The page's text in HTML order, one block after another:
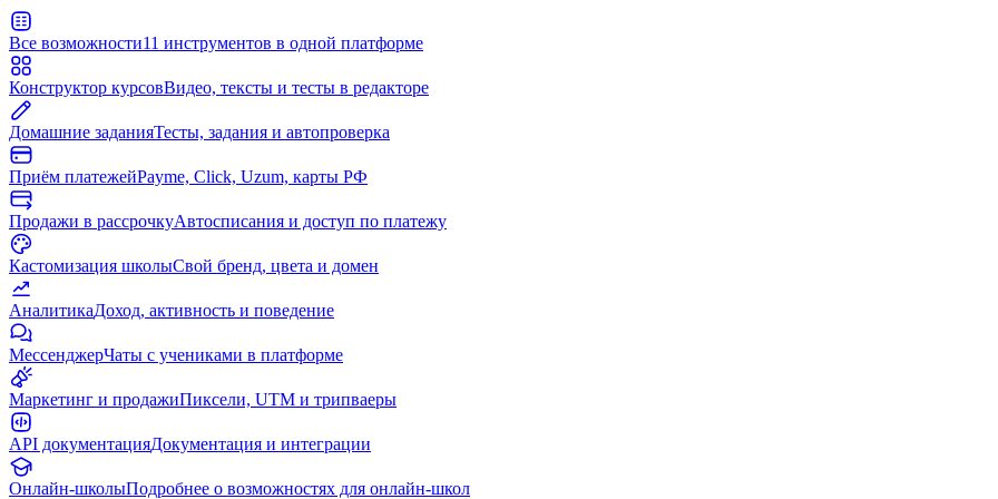
Все возможности11 инструментов в одной платформе
Конструктор курсовВидео, тексты и тесты в редакторе
Домашние заданияТесты, задания и автопроверка
Приём платежейPayme, Click, Uzum, карты РФ
Продажи в рассрочкуАвтосписания и доступ по платежу
Кастомизация школыСвой бренд, цвета и домен
АналитикаДоход, активность и поведение
МессенджерЧаты с учениками в платформе
Маркетинг и продажиПиксели, UTM и трипваеры
API документацияДокументация и интеграции
Онлайн-школыПодробнее о возможностях для онлайн-школ